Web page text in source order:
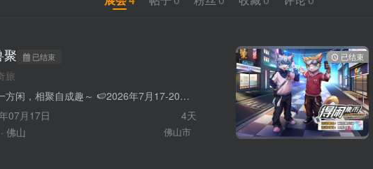
聚 已结束
旅
🧩拼得一方闲，相聚自成趣～ 🍉2026年7月17-20日·广东佛山·四天三晚 🌌旧街巷的灯影渐隐，✨一束流光悄然点亮得闲小镇的夏日序章。 🕹️指尖落下启动键的瞬间，像素光点漫卷，代码深处的奇幻秘境即刻展开。 🎮来吧，让我们并肩踏入这场像素冒险！🧭 ------------- 「活动场地｜票务情报｜摊位申请｜舞台申请｜STAFF申请｜签绘画师申请」等情报将近期解密，敬请关注！ ------------- 官方交流群①：935159996 官方交流群②：1071419009
07月17日
4天
佛山
佛山市
已结束